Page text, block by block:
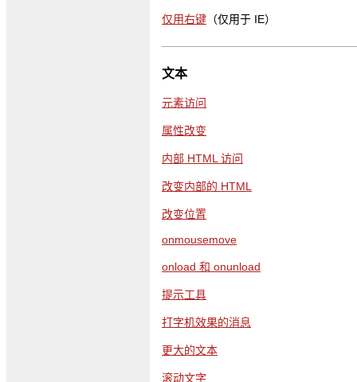
仅用右键 （仅用于 IE）
文本
元素访问
属性改变
内部 HTML 访问
改变内部的 HTML
改变位置
onmousemove
onload 和 onunload
提示工具
打字机效果的消息
更大的文本
滚动文字